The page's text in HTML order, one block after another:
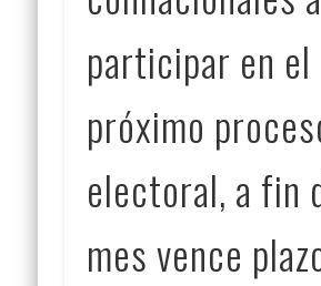
participar en el
próximo
electoral, a fin
mes vence